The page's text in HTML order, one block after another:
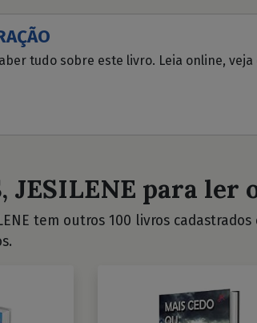
tudo sobre este livro. Leia online,
JESILENE para ler
tem outros 100 livros